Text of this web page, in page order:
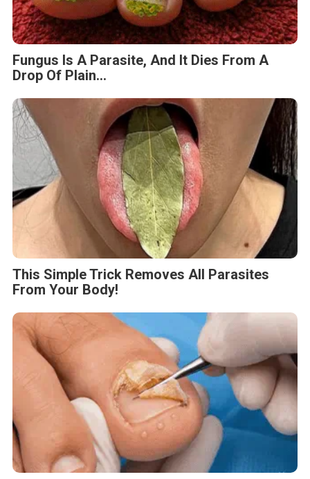
Fungus Is A Parasite, And It Dies From A
Drop Of Plain...
This Simple Trick Removes All Parasites
From Your Body!